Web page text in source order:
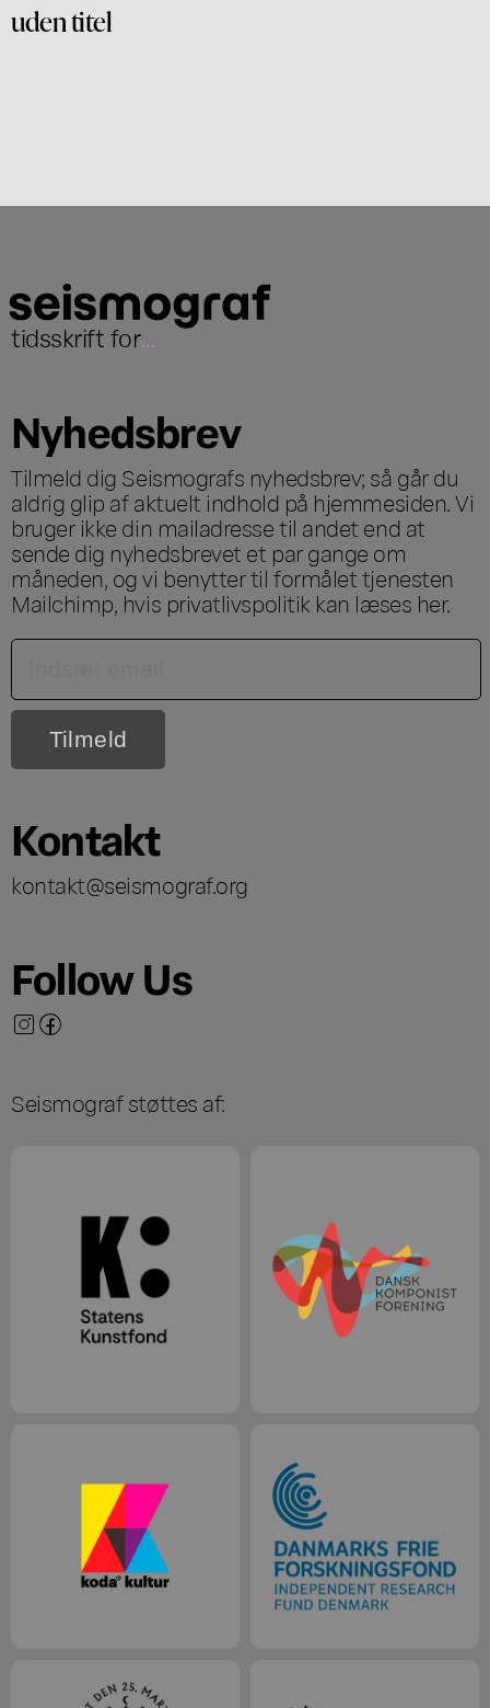
uden titel
tidsskrift for...
Nyhedsbrev
Tilmeld dig Seismografs nyhedsbrev; så går du
aldrig glip af aktuelt indhold på hjemmesiden. Vi
bruger ikke din mailadresse til andet end at
sende dig nyhedsbrevet et par gange om
måneden, og vi benytter til formålet tjenesten
Mailchimp, hvis privatlivspolitik kan læses her.
Kontakt
kontakt@seismograf.org
Follow Us
Seismograf støttes af: